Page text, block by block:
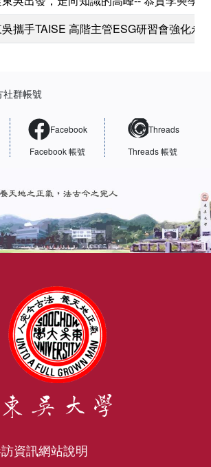
攜手TAISE 高階主管ESG研習會強化永
社群帳號
Facebook
Facebook 帳號
Threads
Threads 帳號
資訊網站說明